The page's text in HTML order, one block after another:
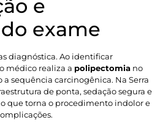
e
exame
diagnóstica. Ao identificar
médico realiza a polipectomia no
sequência carcinogênica. Na Serra
de ponta, sedação segura e
que torna o procedimento indolor e